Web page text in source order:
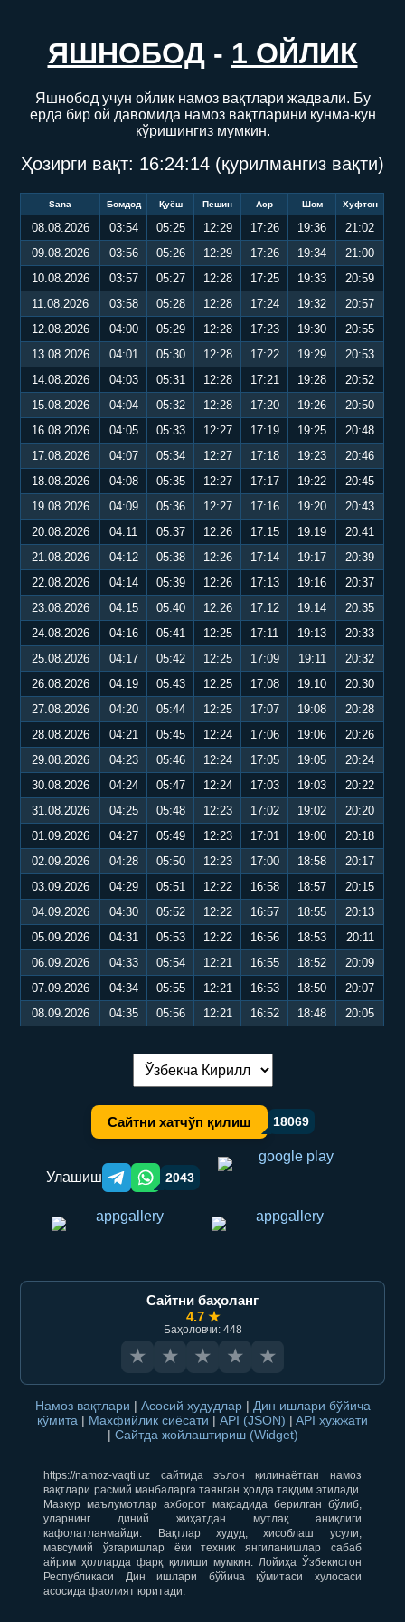
ЯШНОБОД- 1 ОЙЛИК
Яшнобод учун ойлик намоз вақтлари жадвали. Бу
ерда бир ой давомида намоз вақтларини кунма-кун
кўришингиз мумкин.
Ҳозирги вақт: 16:24:14 (қурилмангиз вақти)
Sana Бомдод Қуёш Пешин Аср Шом Хуфтон
08.08.2026 03:54 05:25 12:29 17:26 19:36
21:02
09.08.2026
03:56 05:26 12:29 17:26 19:34
21:00
10.08.2026
03:57 05:27 12:28 17:25 19:33
20:59
11.08.2026
03:58 05:28 12:28 17:24 19:32
20:57
12.08.2026
04:00 05:29 12:28 17:23 19:30
20:55
13.08.2026
04:01 05:30 12:28 17:22 19:29
20:53
14.08.2026
04:03 05:31 12:28 17:21 19:28
20:52
15.08.2026
04:04 05:32 12:28 17:20 19:26
20:50
16.08.2026
04:05 05:33 12:27 17:19 19:25
20:48
17.08.2026
04:07 05:34 12:27 17:18 19:23
20:46
18.08.2026
04:08 05:35 12:27 17:17 19:22
20:45
19.08.2026
04:09 05:36 12:27 17:16 19:20
20:43
20.08.2026
04:11 05:37 12:26 17:15 19:19
20:41
21.08.2026
04:12 05:38 12:26 17:14 19:17
20:39
22.08.2026
04:14 05:39 12:26 17:13 19:16
20:37
23.08.2026
04:15 05:40 12:26 17:12 19:14
20:35
24.08.2026
04:16 05:41 12:25 17:11 19:13
20:33
25.08.2026
04:17 05:42 12:25 17:09 19:11
20:32
26.08.2026
04:19 05:43 12:25 17:08 19:10
20:30
27.08.2026
04:20 05:44 12:25 17:07 19:08
20:28
28.08.2026
04:21 05:45 12:24 17:06 19:06
20:26
29.08.2026
04:23 05:46 12:24 17:05 19:05
20:24
30.08.2026
04:24 05:47 12:24 17:03 19:03
20:22
31.08.2026
04:25 05:48 12:23 17:02 19:02
20:20
01.09.2026
04:27 05:49 12:23 17:01 19:00
20:18
02.09.2026
04:28 05:50 12:23 17:00 18:58
20:17
03.09.2026
04:29 05:51 12:22 16:58 18:57
20:15
04.09.2026
04:30 05:52 12:22 16:57 18:55
20:13
05.09.2026
04:31 05:53 12:22 16:56 18:53
20:11
06.09.2026
04:33 05:54 12:21 16:55 18:52
20:09
07.09.2026
04:34 05:55 12:21 16:53 18:50
20:07
08.09.2026
04:35 05:56 12:21 16:52 18:48 20:05
Тилни алмаштириш:
Сайтни хатчўп қилиш 18069
Улашиш Telegram orqali ulashish
WhatsApp orqali ulashish
2043
Сайтни баҳоланг
4.7 ★
Баҳоловчи: 448
★ ★ ★ ★ ★
Намоз вақтлари | Асосий ҳудудлар | Дин ишлари бўйича
қўмита | Махфийлик сиёсати | API (JSON) | API ҳужжати
| Сайтда жойлаштириш (Widget)
https://namoz-vaqti.uz сайтида эълон қилинаётган намоз
вақтлари расмий манбаларга таянган ҳолда тақдим этилади.
Мазкур маълумотлар ахборот мақсадида берилган бўлиб,
уларнинг диний жиҳатдан мутлақ аниқлиги
кафолатланмайди. Вақтлар ҳудуд, ҳисоблаш усули,
мавсумий ўзгаришлар ёки техник янгиланишлар сабаб
айрим ҳолларда фарқ қилиши мумкин. Лойиҳа Ўзбекистон
Республикаси Дин ишлари бўйича қўмитаси хулосаси
асосида фаолият юритади.